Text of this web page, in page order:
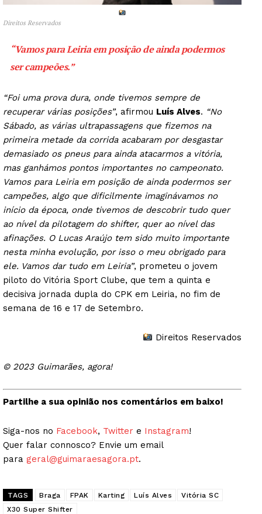
Direitos Reservados
“Vamos para Leiria em posição de ainda podermos
ser campeões.”
“Foi uma prova dura, onde tivemos sempre de
recuperar várias posições”, afirmou Luís Alves. “No
Sábado, as várias ultrapassagens que fizemos na
primeira metade da corrida acabaram por desgastar
demasiado os pneus para ainda atacarmos a vitória,
mas ganhámos pontos importantes no campeonato.
Vamos para Leiria em posição de ainda podermos ser
campeões, algo que dificilmente imaginávamos no
início da época, onde tivemos de descobrir tudo quer
ao nível da pilotagem do shifter, quer ao nível das
afinações. O Lucas Araújo tem sido muito importante
nesta minha evolução, por isso o meu obrigado para
ele. Vamos dar tudo em Leiria”, prometeu o jovem
piloto do Vitória Sport Clube, que tem a quinta e
decisiva jornada dupla do CPK em Leiria, no fim de
semana de 16 e 17 de Setembro.
Direitos Reservados
© 2023 Guimarães, agora!
Partilhe a sua opinião nos comentários em baixo!
Siga-nos no Facebook, Twitter e Instagram!
Quer falar connosco? Envie um email
para geral@guimaraesagora.pt.
TAGS Braga FPAK Karting Luís Alves
Vitória SC
X30 Super Shifter